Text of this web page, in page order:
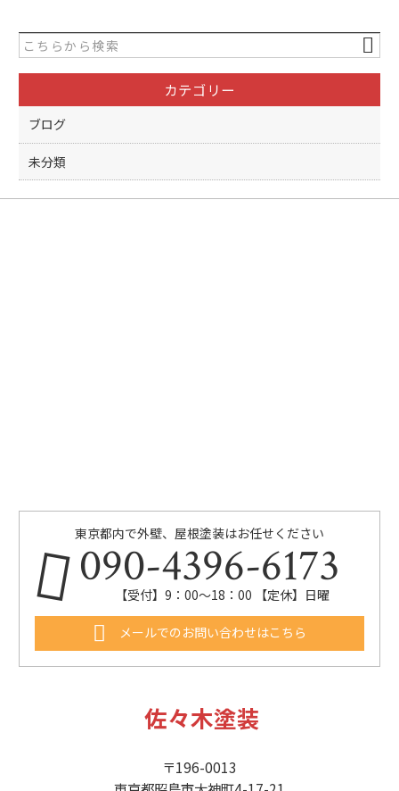
カテゴリー
ブログ
未分類
東京都内で外壁、屋根塗装はお任せください
090-4396-6173
【受付】9：00～18：00 【定休】日曜
メールでのお問い合わせはこちら
佐々木塗装
〒196-0013